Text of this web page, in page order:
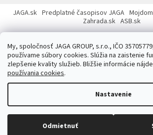
My, spoločnosť JAGA GROUP, s.r.o., IČO
používame súbory cookies. Slúžia na zaistenie
zlepšenie kvality služieb. Bližšie informácie
používania cookies.
Nastavenie
Odmietnuť
JAGA.sk Predplatné časopisov JAGA
Zahrada.sk ASB.sk